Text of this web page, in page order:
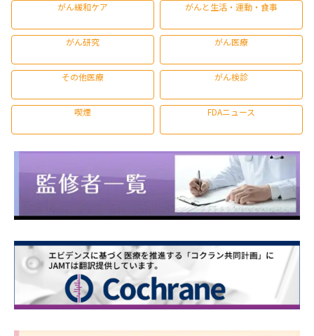
がん緩和ケア がんと生活・運動・食事
がん研究 がん医療
その他医療 がん検診
喫煙 FDAニュース